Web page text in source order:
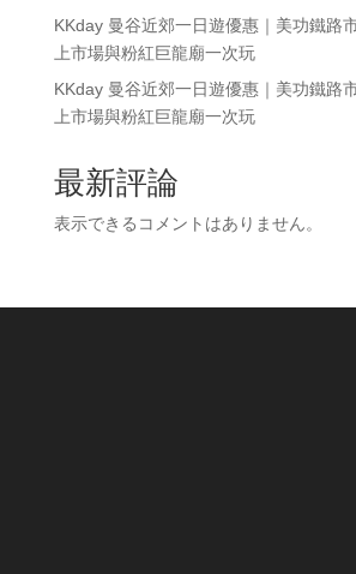
KKday 曼谷近郊一日遊優惠｜美功鐵路
上市場與粉紅巨龍廟一次玩
KKday 曼谷近郊一日遊優惠｜美功鐵路
上市場與粉紅巨龍廟一次玩
最新評論
表示できるコメントはありません。